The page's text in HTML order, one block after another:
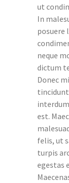
ut
In
posuere
neque
dictum
Donec
est.
felis, ut
turpis
egestas